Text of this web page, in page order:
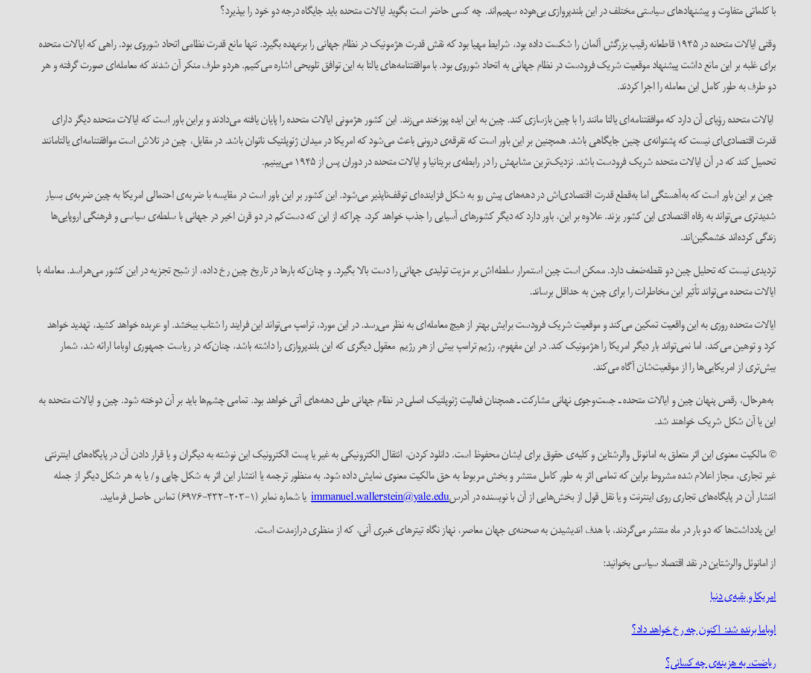
با کلماتی متفاوت و پیشنهادهای سیاستی مختلف در این بلندپروازی بی‌هوده سهیم‌اند. چه کسی حاضر است بگوید ایالات متحده باید جایگاه درجه دو خود را بپذیرد؟
وقتی ایالات متحده در ۱۹۴۵ قاطعانه رقیب بزرگش آلمان را شکست داده بود، شرایط مهیا بود که نقش قدرت هژمونیک در نظام جهانی را برعهده بگیرد. تنها مانع قدرت نظامی اتحاد شوروی بود. راهی که ایالات متحده
برای غلبه بر این مانع داشت پیشنهاد موقعیت شریک فرودست در نظام جهانی به اتحاد شوروی بود. با موافقتنامه‌های یالتا به این توافق تلویحی اشاره می‌کنیم. هردو طرف منکر آن شدند که معامله‌ای صورت گرفته و هر
دو طرف به طور کامل این معامله را اجرا کردند.
ایالات متحده رؤیای آن دارد که موافقتنامه‌ای یالتا مانند را با چین بازسازی کند. چین به این ایده پوزخند می‌زند. این کشور هژمونی ایالات متحده را پایان یافته می‌دادند و براین باور است که ایالات متحده دیگر دارای
قدرت اقتصادی‌ای نیست که پشتوانه‌ی چنین جایگاهی باشد. همچنین بر این باور است که تفرقه‌ی درونی باعث می‌شود که امریکا در میدان ژئوپلتیک ناتوان باشد. در مقابل، چین در تلاش است موافقتنامه‌ای یالتامانند
تحمیل کند که در آن ایالات متحده شریک فرودست باشد. نزدیک‌ترین مشابهش را در رابطه‌ی بریتانیا و ایالات متحده در دوران پس از ۱۹۴۵ می‌بینیم.
چین بر این باور است که به‌آهستگی اما به‌قطع قدرت اقتصادی‌اش در دهه‌های پیش رو به شکل فزاینده‌ای توقف‌ناپذیر می‌شود. این کشور بر این باور است در مقایسه با ضربه‌ی احتمالی امریکا به چین ضربه‌ی بسیار
شدیدتری می‌تواند به رفاه اقتصادی این کشور بزند. علاوه بر این، باور دارد که دیگر کشورهای آسیایی را جذب خواهد کرد، چراکه از این که دست‌کم در دو قرن اخیر در جهانی با سلطه‌ی سیاسی و فرهنگی اروپایی‌ها
زندگی کرده‌اند خشمگین‌اند.
تردیدی نیست که تحلیل چین دو نقطه‌ضعف دارد. ممکن است چین استمرار سلطه‌اش بر مزیت تولیدی جهانی را دست بالا بگیرد. و چنان‌که بارها در تاریخ چین رخ داده، از شبح تجزیه در این کشور می‌هراسد. معامله با
ایالات متحده می‌تواند تأثیر این مخاطرات را برای چین به حداقل برساند.
ایالات متحده روزی به این واقعیت تمکین می‌کند و موقعیت شریک فرودست برایش بهتر از هیچ معامله‌ای به نظر می‌رسد. در این مورد، ترامپ می‌تواند این فرایند را شتاب ببخشد. او عربده خواهد کشید، تهدید خواهد
کرد و توهین می‌کند، اما نمی‌تواند بار دیگر امریکا را هژمونیک کند. در این مفهوم، رژیم ترامپ بیش از هر رژیم معقول دیگری که این بلندپروازی را داشته باشد، چنان‌که در ریاست جمهوری اوباما ارائه شد، شمار
بیش‌تری از امریکایی‌ها را از موقعیت‌شان آگاه می‌کند.
به‌هرحال، رقص پنهان چین و ایالات متحده ـ جست‌وجوی نهانی مشارکت ـ همچنان فعالیت ژئوپلتیک اصلی در نظام جهانی طی دهه‌های آتی خواهد بود. تمامی چشم‌ها باید بر آن دوخته شود. چین و ایالات متحده به
این یا آن شکل شریک خواهند شد.
© مالکیت معنوی این اثر متعلق به امانوئل والرشتاین و کلیه‌ی حقوق برای ایشان محفوظ است. دانلود کردن، انتقال الکترونیکی به غیر یا پست الکترونیک این نوشته به دیگران و یا قرار دادن آن در پایگاه‌های اینترنتی
غیر تجاری، مجاز اعلام شده مشروط براین که تمامی اثر به طور کامل منتشر و بخش مربوط به حق مالکیت معنوی نمایش داده شود. به منظور ترجمه یا انتشار این اثر به شکل چاپی و/ یا به هر شکل دیگر از جمله
انتشار آن در پایگاه‌های تجاری روی اینترنت و یا نقل قول از بخش‌هایی از آن با نویسنده در آدرسimmanuel.wallerstein@yale.eduیا شماره نمابر (۱-۲۰۳-۴۳۲-۶۹۷۶) تماس حاصل فرمایید.
این یادداشت‌ها که دو بار در ماه منتشر می‌گردند، با هدف اندیشیدن به صحنه‌ی جهان معاصر، نهاز نگاه تیترهای خبری آنی، که از منظری درازمدت است.
از امانوئل والرشتاین در نقد اقتصاد سیاسی بخوانید:
امریکا و بقیه‌ی دنیا
اوباما برنده شد: اکنون چه رخ خواهد داد؟
ریاضت، به هزینه‌ی چه کسانی؟